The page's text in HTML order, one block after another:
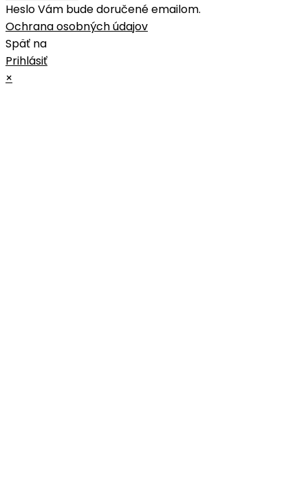
Heslo Vám bude doručené emailom.
Ochrana osobných údajov
Späť na
Prihlásiť
×